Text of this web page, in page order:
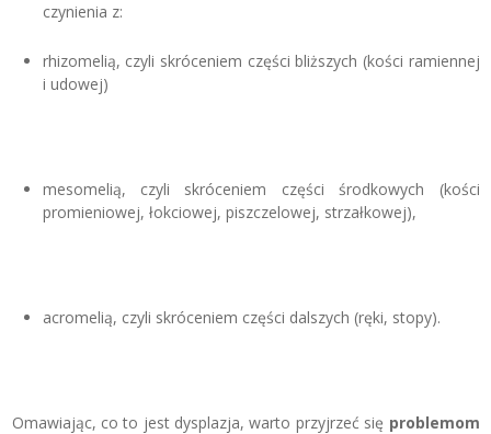
czynienia z:
rhizomelią, czyli skróceniem części bliższych (kości ramiennej
i udowej)
mesomelią, czyli skróceniem części środkowych (kości
promieniowej, łokciowej, piszczelowej, strzałkowej),
acromelią, czyli skróceniem części dalszych (ręki, stopy).
Omawiając, co to jest dysplazja, warto przyjrzeć się problemom